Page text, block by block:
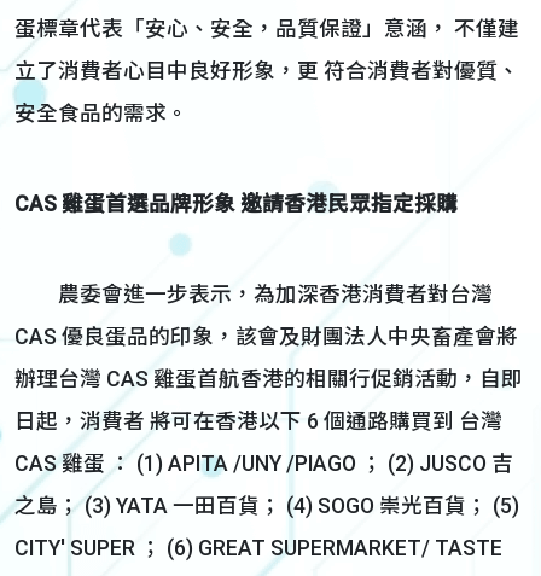
蛋標章代表「安心、安全，品質保證」意涵， 不僅建
立了消費者心目中良好形象，更 符合消費者對優質、
安全食品的需求。
CAS 雞蛋首選品牌形象 邀請香港民眾指定採購
農委會進一步表示，為加深香港消費者對台灣
CAS 優良蛋品的印象，該會及財團法人中央畜產會將
辦理台灣 CAS 雞蛋首航香港的相關行促銷活動，自即
日起，消費者 將可在香港以下 6 個通路購買到 台灣
CAS 雞蛋 ： (1) APITA /UNY /PIAGO ； (2) JUSCO 吉
之島； (3) YATA 一田百貨； (4) SOGO 崇光百貨； (5)
CITY' SUPER ； (6) GREAT SUPERMARKET/ TASTE